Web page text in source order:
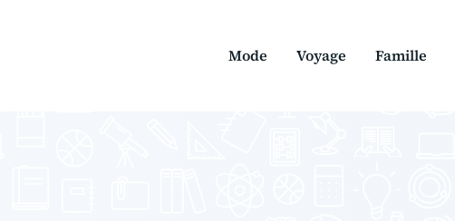
Mode Voyage Famille